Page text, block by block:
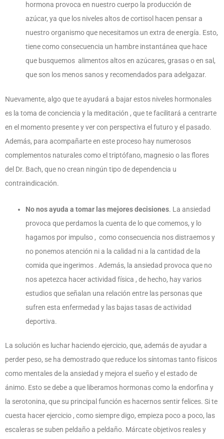
hormona provoca en nuestro cuerpo la producción de
azúcar, ya que los niveles altos de cortisol hacen pensar a
nuestro organismo que necesitamos un extra de energía. Esto,
tiene como consecuencia un hambre instantánea que hace
que busquemos alimentos altos en azúcares, grasas o en sal,
que son los menos sanos y recomendados para adelgazar.
Nuevamente, algo que te ayudará a bajar estos niveles hormonales
es la toma de conciencia y la meditación , que te facilitará a centrarte
en el momento presente y ver con perspectiva el futuro y el pasado.
Además, para acompañarte en este proceso hay numerosos
complementos naturales como el triptófano, magnesio o las flores
del Dr. Bach, que no crean ningún tipo de dependencia u
contraindicación.
No nos ayuda a tomar las mejores decisiones. La ansiedad
provoca que perdamos la cuenta de lo que comemos, y lo
hagamos por impulso , como consecuencia nos distraemos y
no ponemos atención ni a la calidad ni a la cantidad de la
comida que ingerimos . Además, la ansiedad provoca que no
nos apetezca hacer actividad física , de hecho, hay varios
estudios que señalan una relación entre las personas que
sufren esta enfermedad y las bajas tasas de actividad
deportiva.
La solución es luchar haciendo ejercicio, que, además de ayudar a
perder peso, se ha demostrado que reduce los síntomas tanto físicos
como mentales de la ansiedad y mejora el sueño y el estado de
ánimo. Esto se debe a que liberamos hormonas como la endorfina y
la serotonina, que su principal función es hacernos sentir felices. Si te
cuesta hacer ejercicio , como siempre digo, empieza poco a poco, las
escaleras se suben peldaño a peldaño. Márcate objetivos reales y